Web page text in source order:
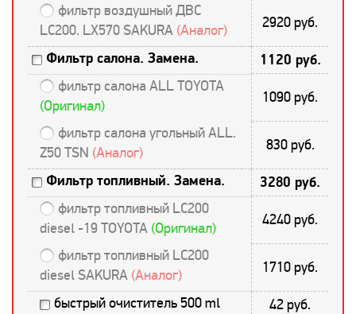
фильтр воздушный ДВС
LC200. LX570 SAKURA (Аналог) 2920 руб.
Фильтр салона. Замена. 1120 руб.
фильтр салона ALL TOYOTA
(Оригинал)
1090 руб.
фильтр салона угольный ALL.
Z50 TSN (Аналог) 830 руб.
Фильтр топливный. Замена. 3280 руб.
фильтр топливный LC200
diesel -19 TOYOTA (Оригинал) 4240 руб.
фильтр топливный LC200
diesel SAKURA (Аналог) 1710 руб.
быстрый очиститель 500 ml 42 руб.